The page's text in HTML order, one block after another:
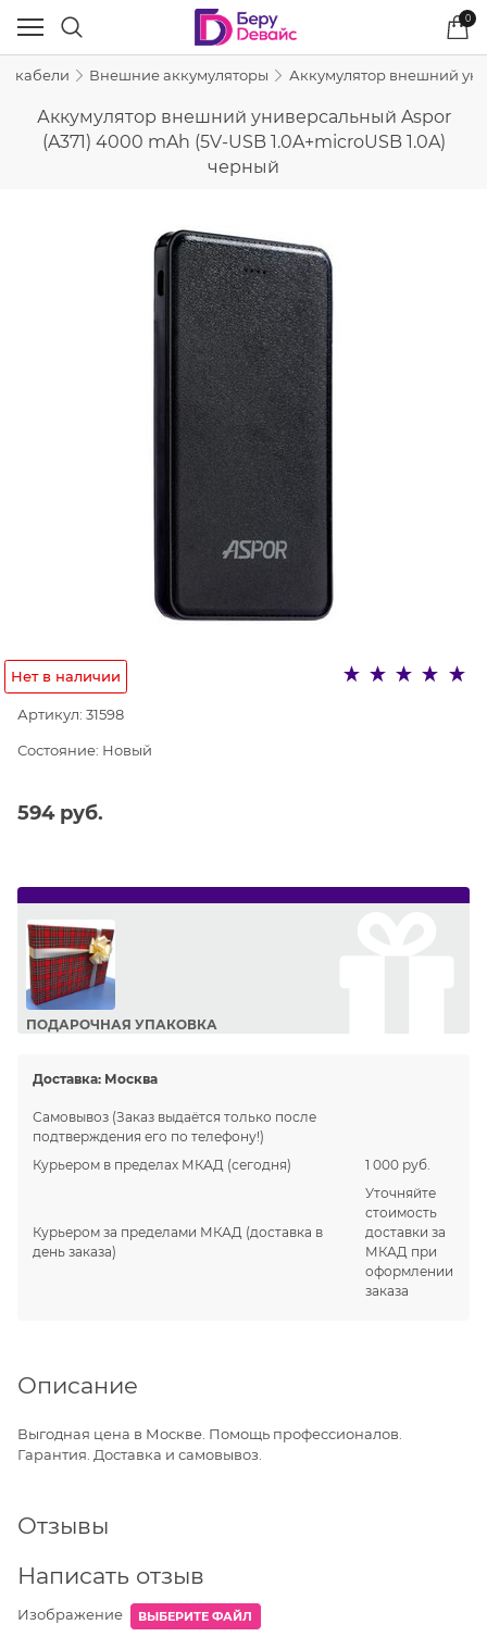
0
кабели Внешние аккумуляторы Аккумулятор внешний
Аккумулятор внешний универсальный Aspor
(A371) 4000 mAh (5V-USB 1.0A+microUSB 1.0A)
черный
Нет в наличии
Артикул: 31598
Состояние: Новый
594 руб.
ПОДАРОЧНАЯ УПАКОВКА
Доставка: Москва
Самовывоз (Заказ выдаётся только после
подтверждения его по телефону!)
Курьером в пределах МКАД (сегодня) 1 000 руб.
Курьером за пределами МКАД (доставка в
день заказа)
Уточняйте
стоимость
доставки за
МКАД при
оформлении
заказа
Описание
Выгодная цена в Москве. Помощь профессионалов.
Гарантия. Доставка и самовывоз.
Отзывы
Написать отзыв
Изображение ВЫБЕРИТЕ ФАЙЛ